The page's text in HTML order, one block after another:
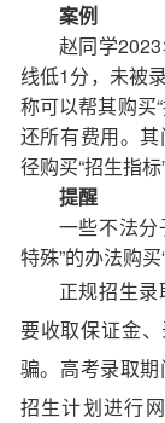
案例
赵同学
线低1分，未被
称可以帮其购买
还所有费用。
径购买“招生指
提醒
一些不法分
特殊”的办法购买
正规招生
要收取保证金
骗。高考录取
招生计划进行